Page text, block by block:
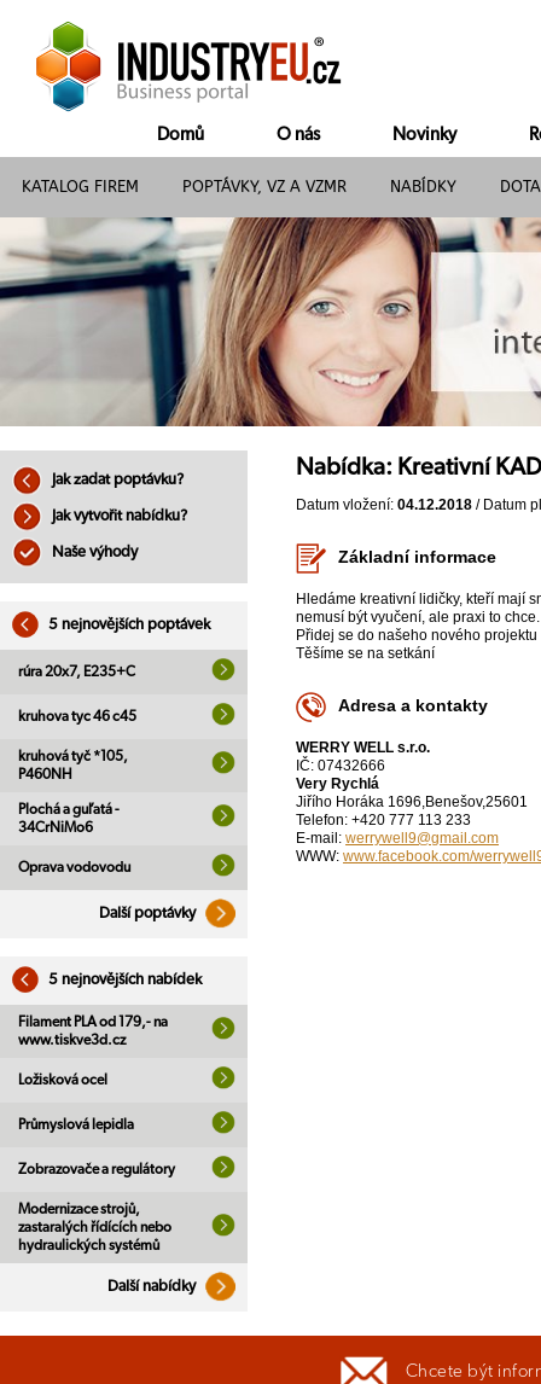
Domů O nás Novinky
KATALOG FIREM POPTÁVKY, VZ A VZMR NABÍDKY
Jak zadat poptávku?
Jak vytvořit nabídku?
Naše výhody
5 nejnovějších poptávek
rúra 20x7, E235+C
kruhova tyc 46 c45
kruhová tyč *105,
P460NH
Plochá a guľatá -
34CrNiMo6
Oprava vodovodu
Další poptávky
5 nejnovějších nabídek
Filament PLA od 179,- na
www.tiskve3d.cz
Ložisková ocel
Průmyslová lepidla
Zobrazovače a regulátory
Modernizace strojů,
zastaralých řídících nebo
hydraulických systémů
Další nabídky
Nabídka: Kreativní
Datum vložení: 04.12.2018 / Datum
Základní informace
Hledáme kreativní lidičky, kteří mají
nemusí být vyučení, ale praxi to chce.
Přidej se do našeho nového
Těšíme se na setkání
Adresa a kontakty
WERRY WELL s.r.o.
IČ: 07432666
Very Rychlá
Jiřího Horáka 1696,Benešov,25601
Telefon: +420 777 113 233
E-mail: werrywell9@gmail.com
WWW: www.facebook.com/
Chcete být